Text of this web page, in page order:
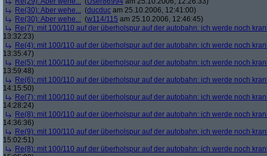
Re(30): Aber wehe... (ducduc am 25.10.2006, 12:41:00)
Re(30): Aber wehe... (w114/115 am 25.10.2006, 12:46:45)
Re(7): mit 100/110 auf der überholspur auf der autobahn: ich werde noch
13:32:23)
Re(4): mit 100/110 auf der überholspur auf der autobahn: ich werde noch
13:35:47)
Re(5): mit 100/110 auf der überholspur auf der autobahn: ich werde noch
13:59:48)
Re(6): mit 100/110 auf der überholspur auf der autobahn: ich werde noch
14:15:50)
Re(7): mit 100/110 auf der überholspur auf der autobahn: ich werde noch
14:28:24)
Re(8): mit 100/110 auf der überholspur auf der autobahn: ich werde noch
14:36:36)
Re(9): mit 100/110 auf der überholspur auf der autobahn: ich werde noch
15:02:51)
Re(8): mit 100/110 auf der überholspur auf der autobahn: ich werde noch